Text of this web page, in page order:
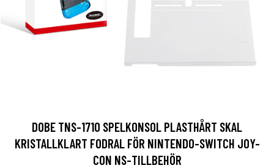
DOBE TNS-1710 SPELKONSOL PLASTHÅRT SKAL
KRISTALLKLART FODRAL FÖR NINTENDO-SWITCH JOY-
CON NS-TILLBEHÖR